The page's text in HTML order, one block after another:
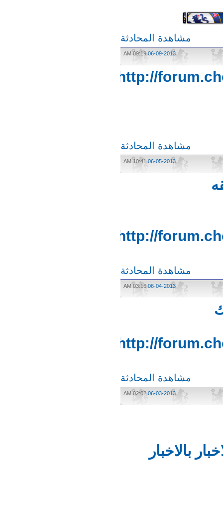
مشاهدة المحادثة
06-09-2013
09:19 AM
http://
مشاهدة المحادثة
06-05-2013
10:41 AM
http://
مشاهدة المحادثة
06-04-2013
03:16 AM
http://
مشاهدة المحادثة
06-03-2013
02:02 AM
بالاخبار